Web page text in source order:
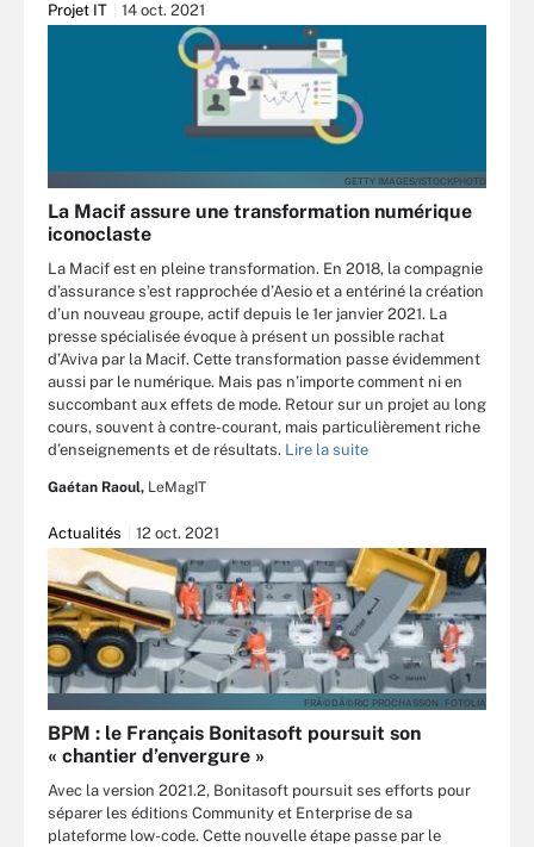
Projet IT 14 oct. 2021
GETTY IMAGES/ISTOCKPHOTO
La Macif assure une transformation numérique
iconoclaste
La Macif est en pleine transformation. En 2018, la compagnie
d’assurance s’est rapprochée d’Aesio et a entériné la création
d’un nouveau groupe, actif depuis le 1er janvier 2021. La
presse spécialisée évoque à présent un possible rachat
d’Aviva par la Macif. Cette transformation passe évidemment
aussi par le numérique. Mais pas n’importe comment ni en
succombant aux effets de mode. Retour sur un projet au long
cours, souvent à contre-courant, mais particulièrement riche
d’enseignements et de résultats. Lire la suite
Gaétan Raoul, LeMagIT
Actualités 12 oct. 2021
FRÃ©DÃ©RIC PROCHASSON - FOTOLIA
BPM : le Français Bonitasoft poursuit son
« chantier d’envergure »
Avec la version 2021.2, Bonitasoft poursuit ses efforts pour
séparer les éditions Community et Enterprise de sa
plateforme low-code. Cette nouvelle étape passe par le